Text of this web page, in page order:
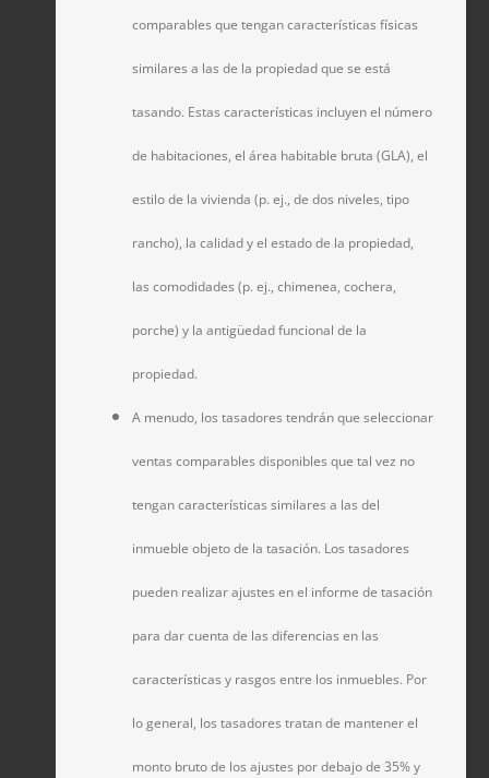
comparables que tengan características físicas
similares a las de la propiedad que se está
tasando. Estas características incluyen el número
de habitaciones, el área habitable bruta (GLA), el
estilo de la vivienda (p. ej., de dos niveles, tipo
rancho), la calidad y el estado de la propiedad,
las comodidades (p. ej., chimenea, cochera,
porche) y la antigüedad funcional de la
propiedad.
A menudo, los tasadores tendrán que seleccionar
ventas comparables disponibles que tal vez no
tengan características similares a las del
inmueble objeto de la tasación. Los tasadores
pueden realizar ajustes en el informe de tasación
para dar cuenta de las diferencias en las
características y rasgos entre los inmuebles. Por
lo general, los tasadores tratan de mantener el
monto bruto de los ajustes por debajo de 35% y